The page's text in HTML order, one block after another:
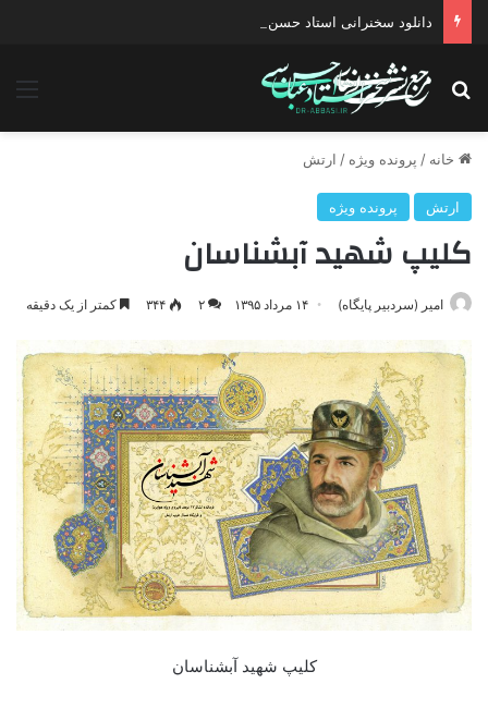
دانلود سخنرانی استاد حسن عباسی با موضوع چهار انتخاب ۱۴۰۰
جستجو برای
خانه / پرونده ویژه / ارتش
ارتش پرونده ویژه
کلیپ شهید آبشناسان
امیر (سردبیر پایگاه) ۱۴ مرداد ۱۳۹۵ ۲ ۳۴۴ کمتر از یک دقیقه
کلیپ شهید آبشناسان